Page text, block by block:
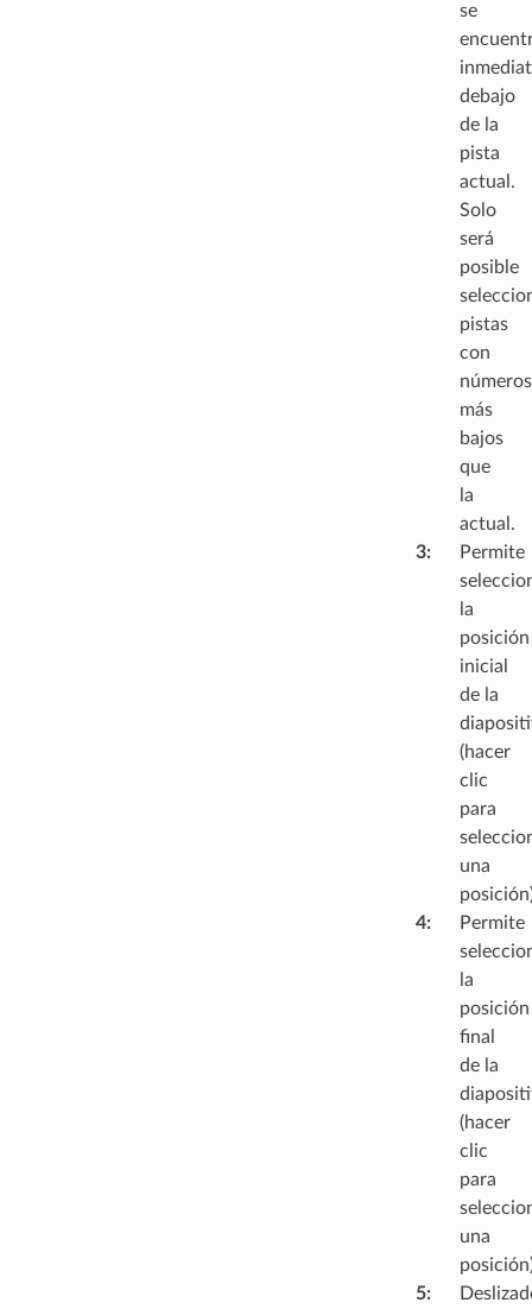
se
debajo
de la
pista
actual.
Solo
será
posible
pistas
con
números
más
bajos
que
la
actual.
3:
Permite
la
posición
inicial
de la
(hacer
clic
para
una
4:
Permite
la
posición
final
de la
(hacer
clic
para
una
5: